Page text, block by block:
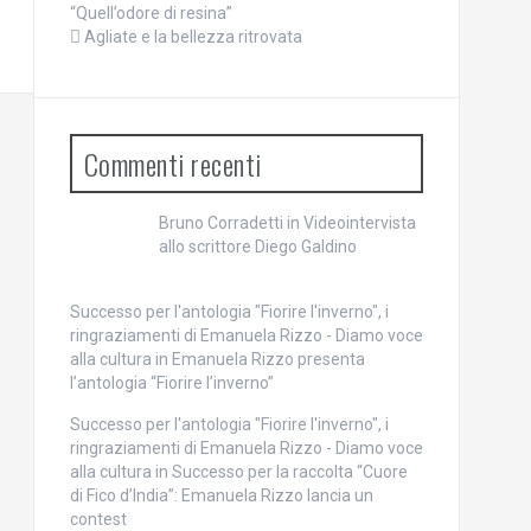
“Quell’odore di resina”
Agliate e la bellezza ritrovata
Commenti recenti
Bruno Corradetti in Videointervista
allo scrittore Diego Galdino
Successo per l'antologia "Fiorire l'inverno", i
ringraziamenti di Emanuela Rizzo - Diamo voce
alla cultura in Emanuela Rizzo presenta
l’antologia “Fiorire l’inverno”
Successo per l'antologia "Fiorire l'inverno", i
ringraziamenti di Emanuela Rizzo - Diamo voce
alla cultura in Successo per la raccolta “Cuore
di Fico d’India”: Emanuela Rizzo lancia un
contest